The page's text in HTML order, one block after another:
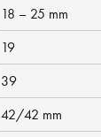
18 – 25 mm
19
39
42/42 mm